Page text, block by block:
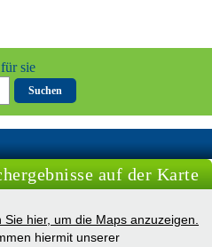
sie
Suchen
auf der Karte
Sie hier, um die Maps anzuzeigen.
hiermit unserer